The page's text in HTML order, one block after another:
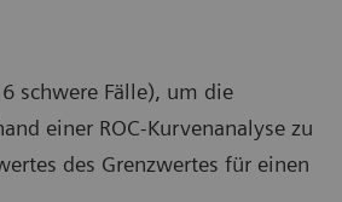
schwere Fälle), um die
einer ROC-Kurvenanalyse zu
des Grenzwertes für einen